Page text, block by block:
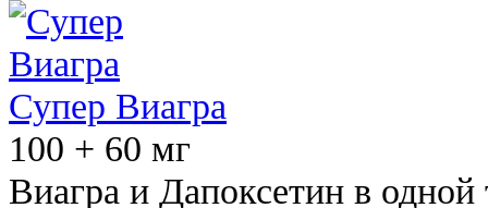
Супер Виагра
100 + 60 мг
Виагра и Дапоксетин в одной